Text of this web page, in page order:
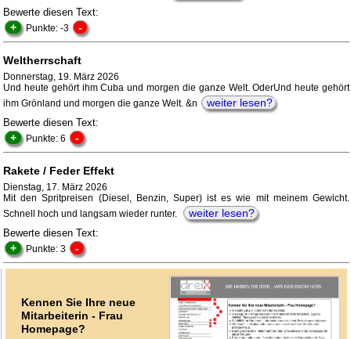
Bewerte diesen Text:
+ Punkte: -3 -
Weltherrschaft
Donnerstag, 19. März 2026
Und heute gehört ihm Cuba und morgen die ganze Welt. OderUnd heute gehört
ihm Grönland und morgen die ganze Welt. &n
weiter lesen?
Bewerte diesen Text:
+ Punkte: 6 -
Rakete / Feder Effekt
Dienstag, 17. März 2026
Mit den Spritpreisen (Diesel, Benzin, Super) ist es wie mit meinem Gewicht.
Schnell hoch und langsam wieder runter.
weiter lesen?
Bewerte diesen Text:
+ Punkte: 3 -
Kennen Sie Ihre neue
Mitarbeiterin - Frau
Homepage?